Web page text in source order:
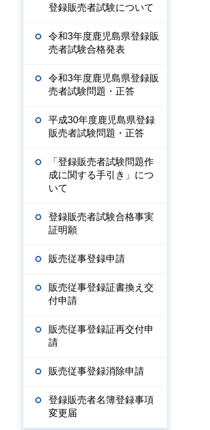
登録販売者試験について
令和3年度鹿児島県登録販
売者試験合格発表
令和3年度鹿児島県登録販
売者試験問題・正答
平成30年度鹿児島県登録
販売者試験問題・正答
「登録販売者試験問題作
成に関する手引き」につ
いて
登録販売者試験合格事実
証明願
販売従事登録申請
販売従事登録証書換え交
付申請
販売従事登録証再交付申
請
販売従事登録消除申請
登録販売者名簿登録事項
変更届